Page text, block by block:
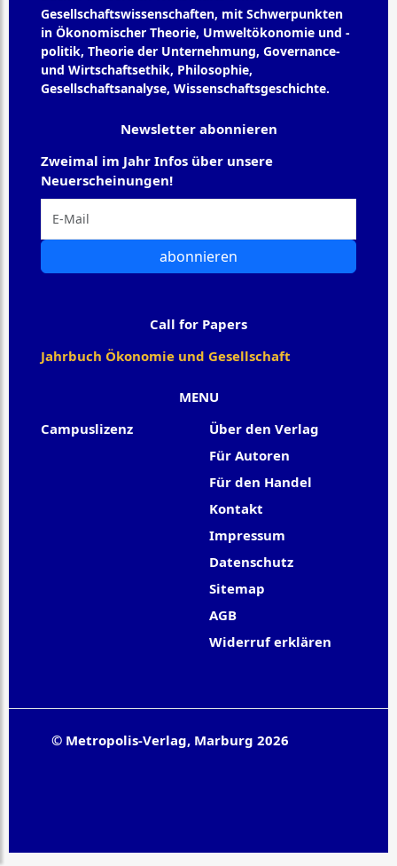
Gesellschaftswissenschaften, mit Schwerpunkten
in Ökonomischer Theorie, Umweltökonomie und -
politik, Theorie der Unternehmung, Governance-
und Wirtschaftsethik, Philosophie,
Gesellschaftsanalyse, Wissenschaftsgeschichte.
MENU
Campuslizenz
Über den Verlag
Für Autoren
Für den Handel
Kontakt
Impressum
Datenschutz
Sitemap
AGB
Widerruf erklären
Newsletter abonnieren
Zweimal im Jahr Infos über unsere
Neuerscheinungen!
abonnieren
Call for Papers
Jahrbuch Ökonomie und Gesellschaft
© Metropolis-Verlag, Marburg 2026